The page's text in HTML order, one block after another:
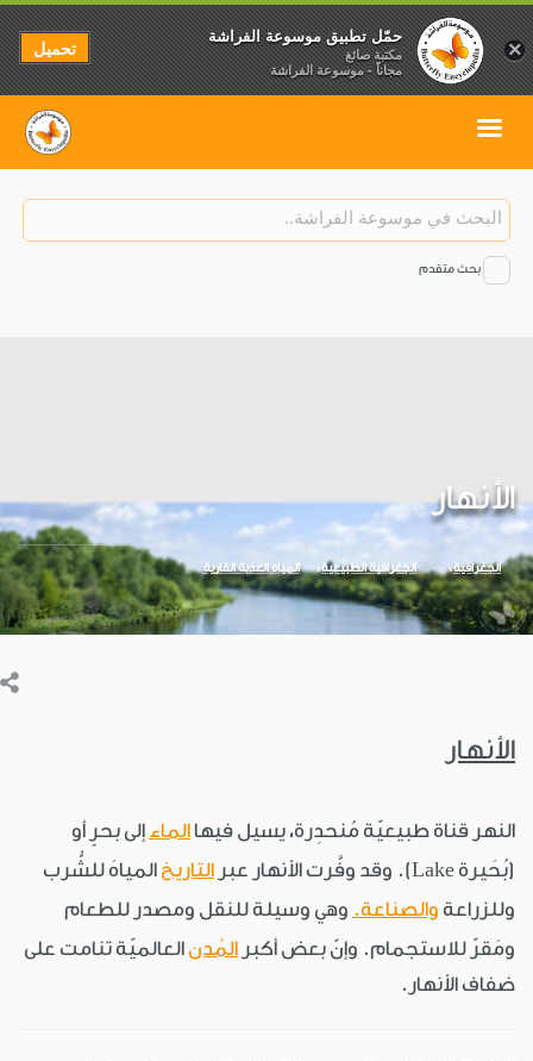
بحث متقدم
الأنهار
الجغرافية الجغرافية الطبيعية المياه العذبة القارية
الأنهار
النهر قناة طبيعيّة مُنحدِرة، يسيل فيها الماء إلى بحرٍ أو
(بُحَيرة Lake). وقد وفَّرت الأنهار عبر
التاريخ المياهَ للشُّرب
وللزراعة والصناعة. وهي وسيلة للنقل ومصدر للطعام
ومَقرّ للاستجمام. وإنّ بعض أكبر المُدنالعالميّة تنامت على
ضفاف الأنهار.
×
حمّل تطبيق موسوعة الفراشة
مكتبة صائغ
مجاناً - موسوعة الفراشة
تحميل